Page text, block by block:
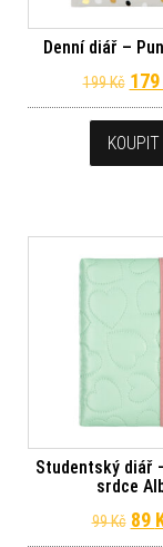
Denní diář –
199Kč 179
KOUPIT
Studentský diář
srdce
99Kč 89